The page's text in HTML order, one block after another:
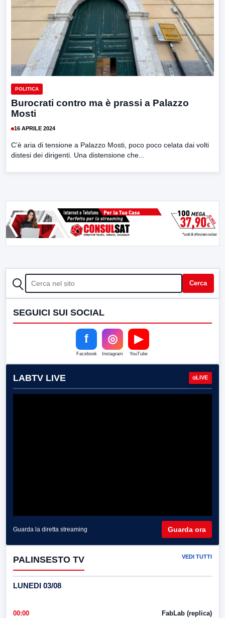
POLITICA
Burocrati contro ma è prassi a Palazzo
Mosti
16 APRILE 2024
C’è aria di tensione a Palazzo Mosti, poco poco celata dai volti
distesi dei dirigenti. Una distensione che...
CERCA Cerca
SEGUICI SUI SOCIAL
f
Facebook
◎
Instagram
▶
YouTube
LABTV LIVE LIVE
Guarda la diretta streaming Guarda ora
PALINSESTO TV VEDI TUTTI
LUNEDI 03/08
00:00 FabLab (replica)